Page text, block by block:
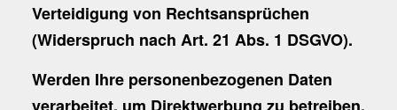
Verteidigung von Rechtsansprüchen
(Widerspruch nach Art. 21 Abs. 1 DSGVO).
Werden Ihre personenbezogenen Daten